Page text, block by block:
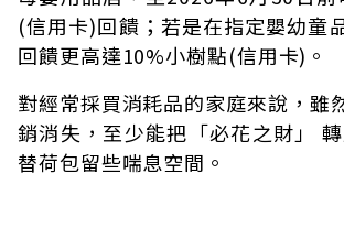
(信用卡)回饋；若是在指定嬰幼童
回饋更高達10%小樹點(信用卡)。
對經常採買消耗品的家庭來說，雖
銷消失，至少能把「必花之財」
替荷包留些喘息空間。